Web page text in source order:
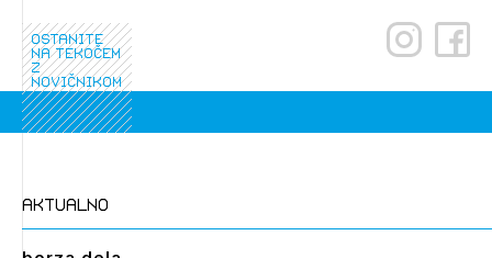
PRIJAVITE SE REGISTRIRAJTE SE
ostanite
na tekočem
z
novičnikom
aktualno